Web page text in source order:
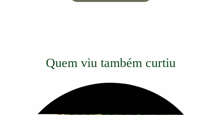
Quem viu também curtiu